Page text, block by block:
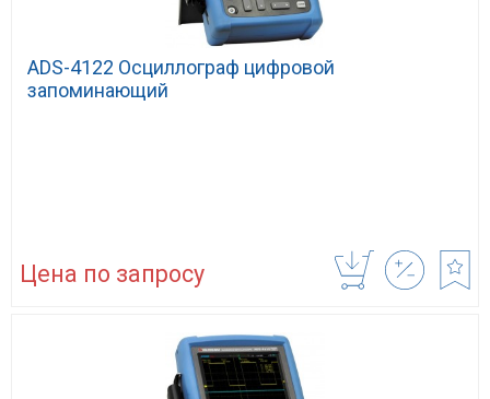
ADS-4122 Осциллограф цифровой
запоминающий
Цена по запросу